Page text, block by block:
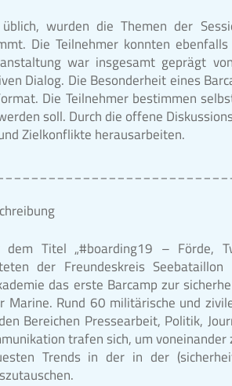
wurden die Themen der
Die Teilnehmer konnten
war insgesamt geprägt
Dialog. Die Besonderheit eines
Die Teilnehmer bestimmen
soll. Durch die offene
Zielkonflikte herausarbeiten.
Titel „#boarding19 – Förde,
der Freundeskreis
das erste Barcamp zur
Marine. Rund 60 militärische und
Bereichen Pressearbeit, Politik,
trafen sich, um voneinander
Trends in der in der